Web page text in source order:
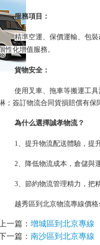
服務項目：
精準空運、保價運輸、包
性化增值服務。
貨物安全：
使用叉車、拖車等搬運工
；簽訂物流合同貨損賠償有保
為什么選擇誠孝物流？
1、提升物流配送體驗，提
2、降低物流成本，倉儲與
3、節約物流管理精力，把
越秀區到北京物流專線價格
一篇： 增城區到北京專線
一篇： 南沙區到北京專線